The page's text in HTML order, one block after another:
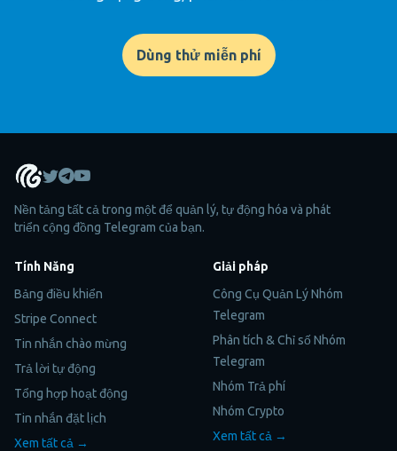
Dùng thử miễn phí
Nền tảng tất cả trong một để quản lý, tự động hóa và phát
triển cộng đồng Telegram của bạn.
Tính Năng
Bảng điều khiển
Stripe Connect
Tin nhắn chào mừng
Trả lời tự động
Tổng hợp hoạt động
Tin nhắn đặt lịch
Xem tất cả →
Giải pháp
Công Cụ Quản Lý Nhóm
Telegram
Phân tích & Chỉ số Nhóm
Telegram
Nhóm Trả phí
Nhóm Crypto
Xem tất cả →